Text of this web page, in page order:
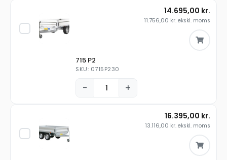
715 P2
SKU: 0715P230
− +
14.695,00 kr.
11.756,00 kr. ekskl. moms
16.395,00 kr.
13.116,00 kr. ekskl. moms